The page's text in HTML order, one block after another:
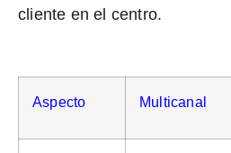
cliente en el centro.
Aspecto Multicanal